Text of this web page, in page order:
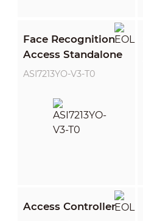
Face Recognition
Access Standalone
ASI7213YO-V3-T0
Access Controller